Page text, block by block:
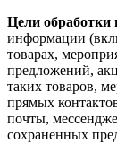
Цели обработки
информации
товарах,
предложений,
таких товаров,
прямых
почты,
сохраненных